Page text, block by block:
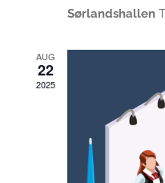
Sørlandshallen
AUG
22
2025